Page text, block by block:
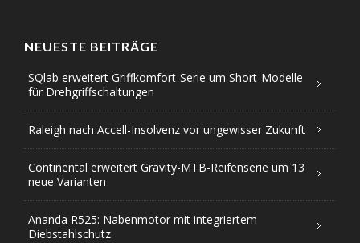
NEUESTE BEITRÄGE
SQlab erweitert Griffkomfort-Serie um Short-Modelle
für Drehgriffschaltungen
Raleigh nach Accell-Insolvenz vor ungewisser Zukunft
Continental erweitert Gravity-MTB-Reifenserie um 13
neue Varianten
Ananda R525: Nabenmotor mit integriertem
Diebstahlschutz